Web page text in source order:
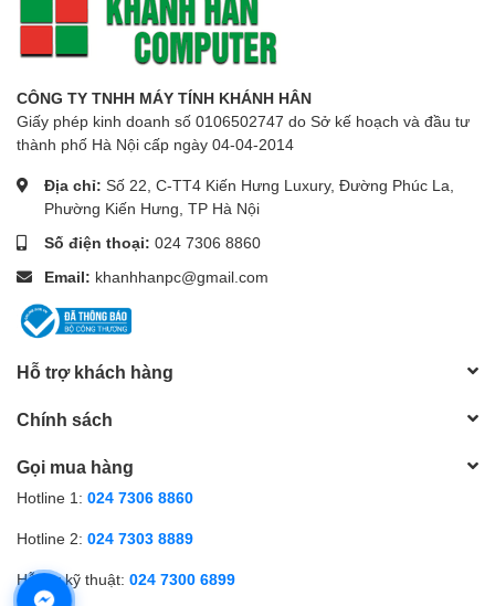
CÔNG TY TNHH MÁY TÍNH KHÁNH HÂN
Giấy phép kinh doanh số 0106502747 do Sở kế hoạch và đầu tư
thành phố Hà Nội cấp ngày 04-04-2014
Địa chỉ: Số 22, C-TT4 Kiến Hưng Luxury, Đường Phúc La,
Phường Kiến Hưng, TP Hà Nội
Số điện thoại: 024 7306 8860
Email: khanhhanpc@gmail.com
Hỗ trợ khách hàng
Chính sách
Gọi mua hàng
Hotline 1: 024 7306 8860
Hotline 2: 024 7303 8889
Hỗ trợ kỹ thuật: 024 7300 6899